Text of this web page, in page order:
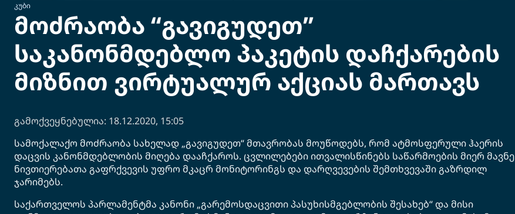
ᲙᲣᲑᲘ
მოძრაობა “გავიგუდეთ”
საკანონმდებლო პაკეტის დაჩქარების
მიზნით ვირტუალურ აქციას მართავს
გამოქვეყნებულია: 18.12.2020, 15:05
სამოქალაქო მოძრაობა სახელად „გავიგუდეთ“ მთავრობას მოუწოდებს, რომ ატმოსფერული ჰაერის
დაცვის კანონმდებლობის მიღება დააჩქაროს. ცვლილებები ითვალისწინებს საწარმოების მიერ მავნე
ნივთიერებათა გაფრქვევის უფრო მკაცრ მონიტორინგს და დარღვევების შემთხვევაში გაზრდილ
ჯარიმებს.
საქართველოს პარლამენტმა კანონი „გარემოსდაცვითი პასუხისმგებლობის შესახებ“ და მისი